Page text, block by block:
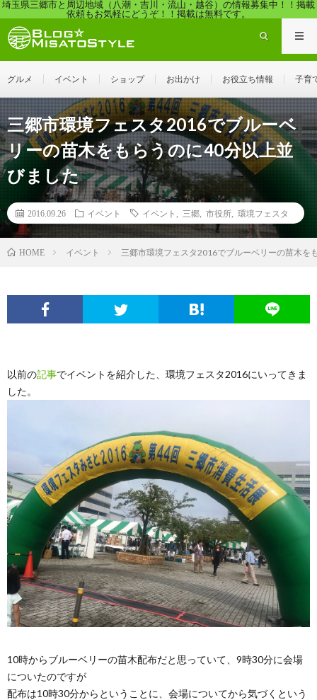
埼玉県三郷市と周辺地域（八潮・吉川・流山・越谷）の情報募集中！！掲載
依頼もお気軽にどうぞ！！掲載は無料です。
グルメ イベント ショップ お出かけ お役立ち情報 子育
三郷市環境フェスタ2016でブルーベ
リーの苗木をもらうのに40分以上並
びました
2016.09.26 イベント イベント 三郷 市役所 環境フェスタ
HOME イベント 三郷市環境フェスタ2016でブルーベリーの苗木を
以前の記事でイベントを紹介した、環境フェスタ2016にいってきま
した。
10時からブルーベリーの苗木配布だと思っていて、9時30分に会場
についたのですが
配布は10時30分からということに、会場についてから気づくという